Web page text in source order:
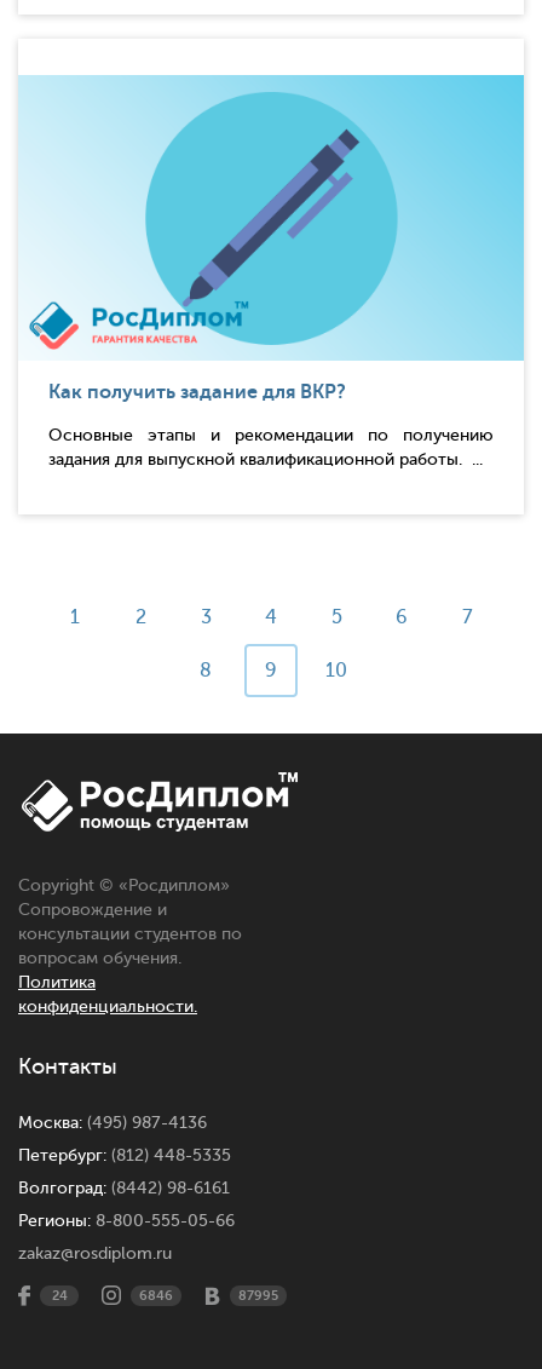
Как получить задание для ВКР?
Основные этапы и рекомендации по получению
задания для выпускной квалификационной работы. ...
1 2 3 4 5 6 7
8 9 10
Copyright © «Росдиплом»
Сопровождение и
консультации студентов по
вопросам обучения.
Политика
конфиденциальности.
Контакты
Москва: (495) 987-4136
Петербург: (812) 448-5335
Волгоград: (8442) 98-6161
Регионы: 8-800-555-05-66
zakaz@rosdiplom.ru
24 6846 87995